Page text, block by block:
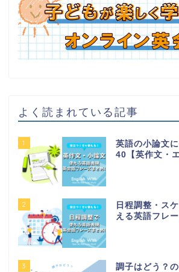
よく読まれている記事
1
英語の小論文
40【英作文・
2
日程調整・ス
える英語フレ
3
調子はどう？